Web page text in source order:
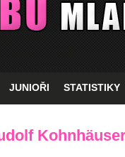
JUNIOŘI STATISTIKY